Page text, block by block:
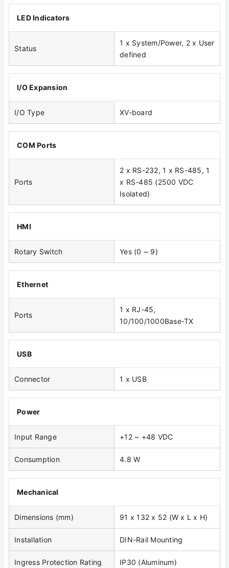
LED Indicators
Status
1 x System/Power, 2 x User
defined
I/O Expansion
I/O Type XV-board
COM Ports
Ports
2 x RS-232, 1 x RS-485, 1
x RS-485 (2500 VDC
Isolated)
HMI
Rotary Switch Yes (0 ~ 9)
Ethernet
Ports
1 x RJ-45,
10/100/1000Base-TX
USB
Connector 1 x USB
Power
Input Range +12 ~ +48 VDC
Consumption 4.8 W
Mechanical
Dimensions (mm) 91 x 132 x 52 (W x L x H)
Installation DIN-Rail Mounting
Ingress Protection Rating IP30 (Aluminum)